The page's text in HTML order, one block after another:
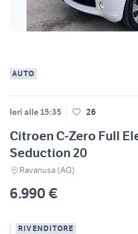
AUTO
Ieri alle 15:35 26
Citroen C-Zero Full
Seduction 20
Ravanusa (AG)
6.990 €
RIVENDITORE